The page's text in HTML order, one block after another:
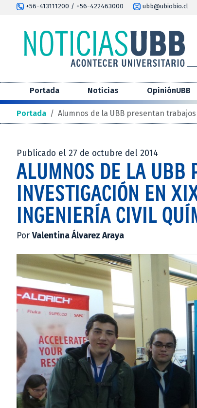
+56-413111200 / +56-422463000 ubb@ubiobio.cl
Portada Noticias OpiniónUBB
Portada / Alumnos de la UBB presentan
Publicado el 27 de octubre del 2014
ALUMNOS DE LA UBB
INVESTIGACIÓN EN
INGENIERÍA CIVIL
PorValentina Álvarez Araya